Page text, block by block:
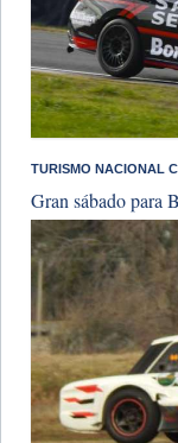
TURISMO NACIONAL
Gran sábado para